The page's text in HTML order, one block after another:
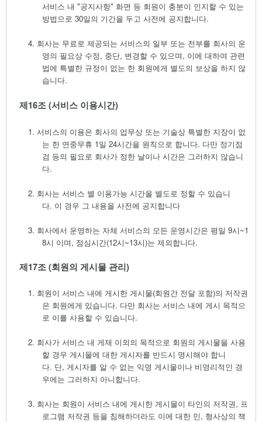
서비스 내 "공지사항" 화면 등 회원이 충분이 인지할 수 있는
방법으로 30일의 기간을 두고 사전에 공지합니다.
4. 회사는 무료로 제공되는 서비스의 일부 또는 전부를 회사의 운
영의 필요상 수정, 중단, 변경할 수 있으며, 이에 대하여 관련
법에 특별한 규정이 없는 한 회원에게 별도의 보상을 하지 않
습니다.
제16조(서비스 이용시간)
1. 서비스의 이용은 회사의 업무상 또는 기술상 특별한 지장이 없
는 한 연중무휴 1일 24시간을 원칙으로 합니다. 다만 정기점
검 등의 필요로 회사가 정한 날이나 시간은 그러하지 않습니
다.
2. 회사는 서비스 별 이용가능 시간을 별도로 정할 수 있습니
다. 이 경우 그 내용을 사전에 공지합니다
3. 회사에서 운영하는 자체 서비스의 모든 운영시간은 평일 9시~1
8시 이며, 점심시간(12시~13시)는 제외합니다.
제17조(회원의 게시물 관리)
1. 회원이 서비스 내에 게시한 게시물(회원간 전달 포함)의 저작권
은 회원에게 있습니다. 다만 회사는 서비스 내에 게시 목적으
로 이를 사용할 수 있습니다.
2. 회사가 서비스 내 게재 이외의 목적으로 회원의 게시물을 사용
할 경우 게시물에 대한 게시자를 반드시 명시해야 합니
다. 단, 게시자를 알 수 없는 익명 게시물이나 비영리적인 경
우에는 그러하지 아니합니다.
3. 회사는 회원이 서비스 내에 게시한 게시물이 타인의 저작권, 프
로그램 저작권 등을 침해하더라도 이에 대한 민, 형사상의 책